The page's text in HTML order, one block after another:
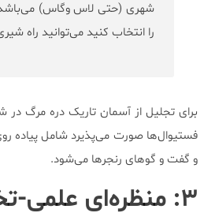
شهری (حتی لاس وگاس)
را انتخاب کنید می‌توانید راه
برای تجلیل از آسمان تاریک دره مرگ
فستیوال‌ها صورت می‌پذیرد شامل پیاده
و گفت و گوهای رنجرها می‌شود.
۳: منظره‌ای علمی-تخیلی و باور نکردنی